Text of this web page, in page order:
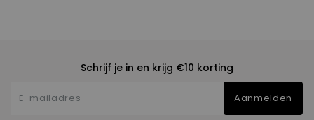
Schrijf je in en krijg €10 korting
Aanmelden